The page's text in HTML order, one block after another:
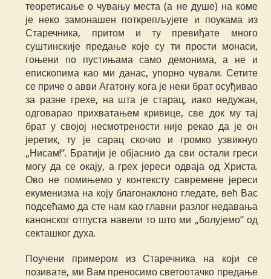
теоретисање о чувању места (а не душе) на коме
је неко замонашен поткрепљујете и поукама из
Старечника, притом и ту превиђате много
суштинскије предање које су ти прости монаси,
гоњени по пустињама само демонима, а не и
епископима као ми данас, упорно чували. Сетите
се приче о авви Агатону кога је неки брат осуђивао
за разне грехе, на шта је старац, иако недужан,
одговарао прихватањем кривице, све док му тај
брат у својој несмотрености није рекао да је он
јеретик, ту је сарац скочио и громко узвикнуо
„Нисам!“. Братији је објаснио да сви остали греси
могу да се окају, а грех јереси одваја од Христа.
Ово не помињемо у контексту савремене јереси
екуменизма на коју благонаклоно гледате, већ Вас
подсећамо да сте нам као главни разлог недавања
канонског отпуста навели то што ми „болујемо“ од
секташког духа.
Поучени примером из Старечника на који се
позивате, ми Вам преносимо светоотачко предање